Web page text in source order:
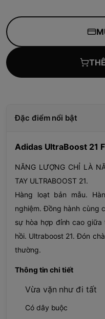
Đặc điểm nổi bật
Adidas UltraBoost 21
NĂNG LƯỢNG CHỈ LÀ
TAY ULTRABOOST 21.
Hàng loạt bản mẫu.
nghiệm. Đồng hành cùng
sự hòa hợp đỉnh cao
hồi. Ultraboost 21. Đón
thường.
Thông tin chi tiết
Vừa vặn như đi tất
Có dây buộc